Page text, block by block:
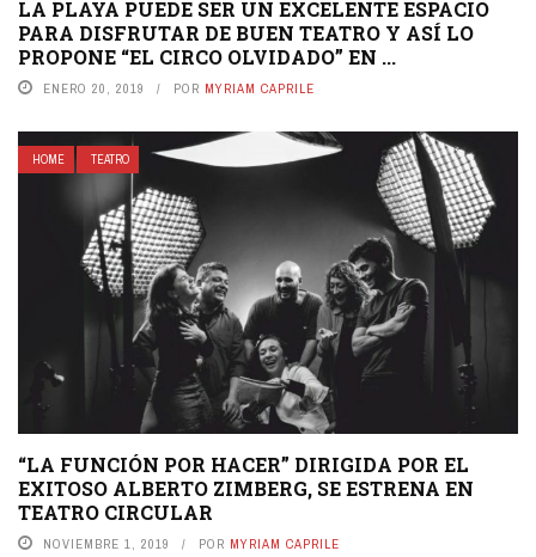
LA PLAYA PUEDE SER UN EXCELENTE ESPACIO
PARA DISFRUTAR DE BUEN TEATRO Y ASÍ LO
PROPONE “EL CIRCO OLVIDADO” EN ...
ENERO 20, 2019 POR MYRIAM CAPRILE
HOME TEATRO
“LA FUNCIÓN POR HACER” DIRIGIDA POR EL
EXITOSO ALBERTO ZIMBERG, SE ESTRENA EN
TEATRO CIRCULAR
NOVIEMBRE 1, 2019 POR MYRIAM CAPRILE